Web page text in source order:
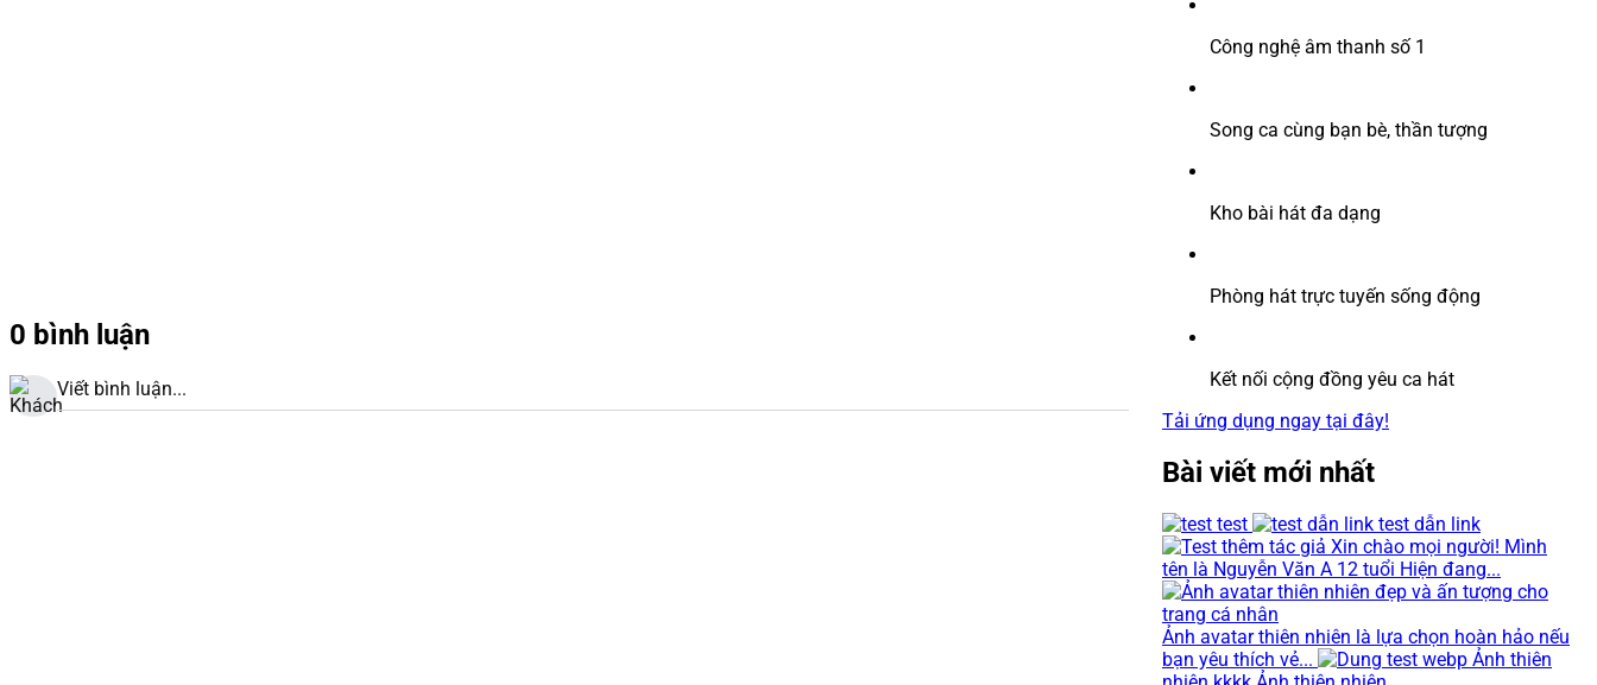
Công nghệ âm thanh số 1
Song ca cùng bạn bè, thần tượng
Kho bài hát đa dạng
Phòng hát trực tuyến sống động
Kết nối cộng đồng yêu ca hát
Tải ứng dụng ngay tại đây!
Bài viết mới nhất
test
test dẫn link
Xin chào mọi người! Mình
tên là Nguyễn Văn A 12 tuổi Hiện đang...
Ảnh avatar thiên nhiên là lựa chọn hoàn hảo nếu
bạn yêu thích vẻ...
Ảnh thiên
0 bình luận
Viết bình luận...